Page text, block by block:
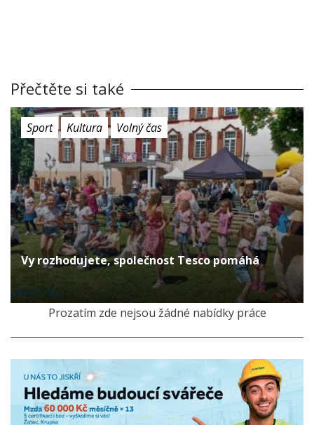
Přečtěte si také
Sport Kultura Volný čas
Vy rozhodujete, společnost Tesco pomáhá
před 3 lety
Prozatím zde nejsou žádné nabídky práce